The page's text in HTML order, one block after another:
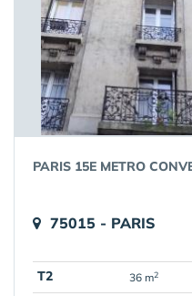
PARIS 15E METRO
75015 - PARIS
T2 36 m2